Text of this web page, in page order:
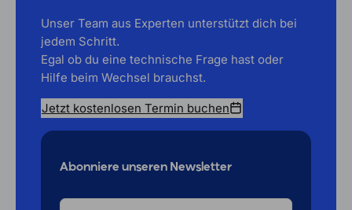
Unser Team aus Experten unterstützt dich bei
jedem Schritt.
Egal ob du eine technische Frage hast oder
Hilfe beim Wechsel brauchst.
Jetzt kostenlosen Termin buchen
Abonniere unseren Newsletter
DEINE